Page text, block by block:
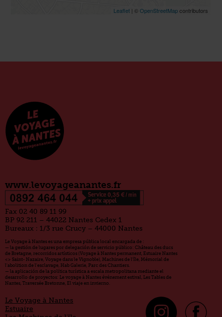
www.levoyageanantes.fr
Fax 02 40 89 11 99
BP 92 211 – 44022 Nantes Cedex 1
Bureaux : 1/3 rue Crucy – 44000 Nantes
Le Voyage à Nantes es una empresa pública local encargada de :
— la gestión de lugares por delegación de servicio público: Château des ducs
de Bretagne, recorridos artísticos (Voyage à Nantes permanent, Estuaire Nantes
<> Saint- Nazaire, Voyage dans le Vignoble), Machines de l'île, Mémorial de
l'abolition de l'esclavage, Hab Galerie, Parc des Chantiers.
— la aplicación de la política turística a escala metropolitana mediante el
desarrollo de proyectos: Le voyage à Nantes événement estival, Les Tables de
Nantes, Traversée Bretonne, El viaje en invierno.
Le Voyage à Nantes
Estuaire